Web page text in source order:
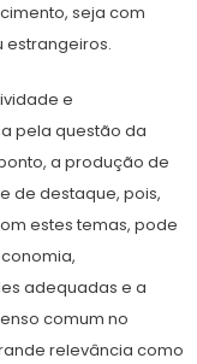
seja com
estrangeiros.
e
pela questão da
a produção de
de destaque, pois,
estes temas, pode
adequadas e a
comum no
relevância como